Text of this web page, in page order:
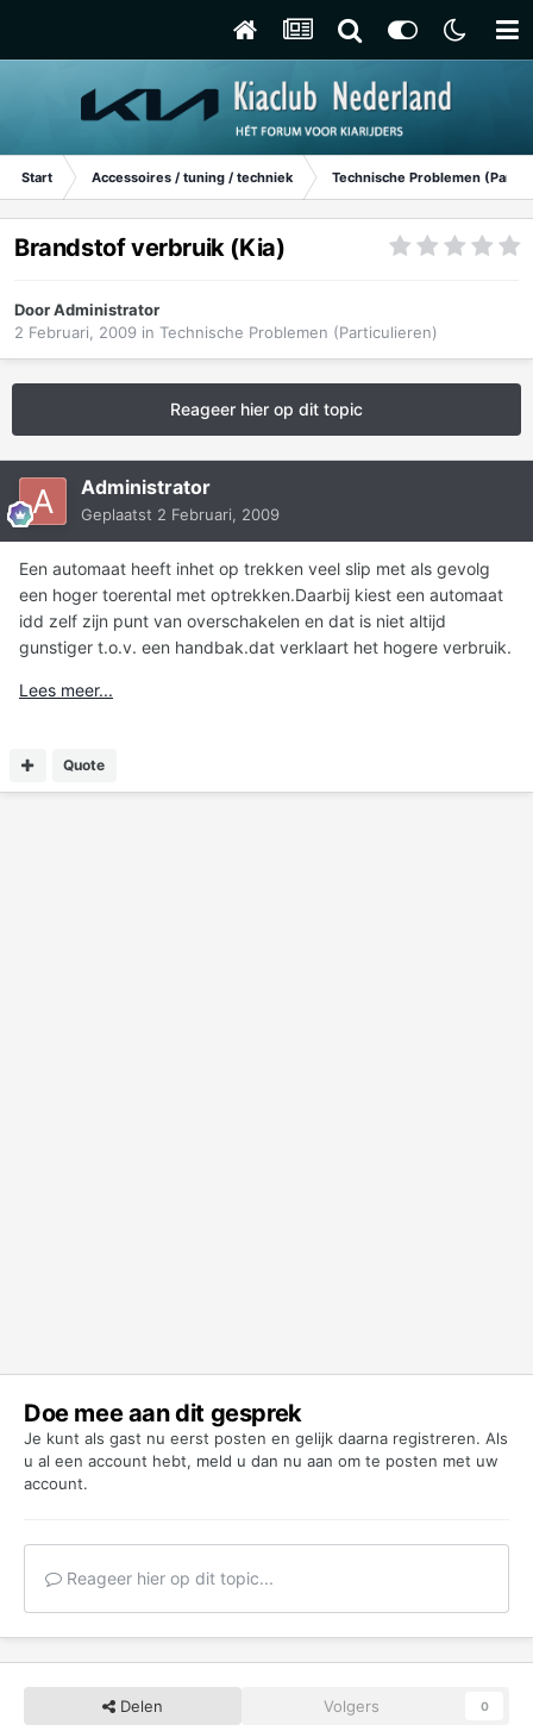
Start Accessoires / tuning / techniek Technische Problemen
Brandstof verbruik (Kia)
DoorAdministrator
2 Februari, 2009 in Technische Problemen (Particulieren)
Reageer hier op dit topic
Administrator
Geplaatst 2 Februari, 2009
Een automaat heeft inhet op trekken veel slip met als gevolg
een hoger toerental met optrekken.Daarbij kiest een automaat
idd zelf zijn punt van overschakelen en dat is niet altijd
gunstiger t.o.v. een handbak.dat verklaart het hogere verbruik.
Lees meer...
Quote
Doe mee aan dit gesprek
Je kunt als gast nu eerst posten en gelijk daarna registreren. Als
u al een account hebt, meld u dan nu aan om te posten met uw
account.
Reageer hier op dit topic...
Delen Volgers 0